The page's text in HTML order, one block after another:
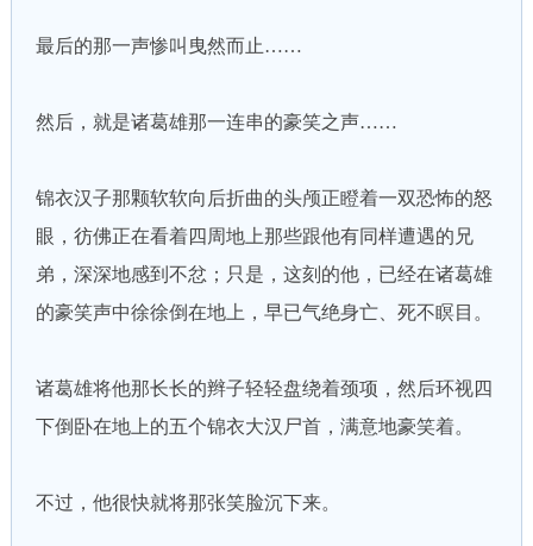
最后的那一声惨叫曳然而止……
然后，就是诸葛雄那一连串的豪笑之声……
锦衣汉子那颗软软向后折曲的头颅正瞪着一双恐怖的怒
眼，彷佛正在看着四周地上那些跟他有同样遭遇的兄
弟，深深地感到不忿；只是，这刻的他，已经在诸葛雄
的豪笑声中徐徐倒在地上，早已气绝身亡、死不瞑目。
诸葛雄将他那长长的辫子轻轻盘绕着颈项，然后环视四
下倒卧在地上的五个锦衣大汉尸首，满意地豪笑着。
不过，他很快就将那张笑脸沉下来。